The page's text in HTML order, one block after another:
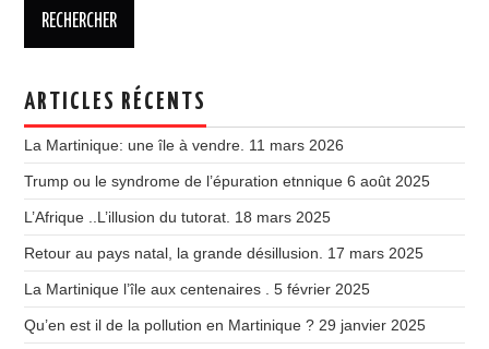
ARTICLES RÉCENTS
La Martinique: une île à vendre. 11 mars 2026
Trump ou le syndrome de l’épuration etnnique 6 août 2025
L’Afrique ..L’illusion du tutorat. 18 mars 2025
Retour au pays natal, la grande désillusion. 17 mars 2025
La Martinique l’île aux centenaires . 5 février 2025
Qu’en est il de la pollution en Martinique ? 29 janvier 2025